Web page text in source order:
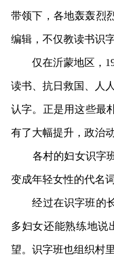
带领下，各地轰轰烈
编辑，不仅教读书识
仅在沂蒙地区，
读书、抗日救国、人
认字。正是用这些最
有了大幅提升，政治
各村的妇女识字班
变成年轻女性的代名
经过在识字班的长
多妇女还能熟练地说
望。识字班也组织村